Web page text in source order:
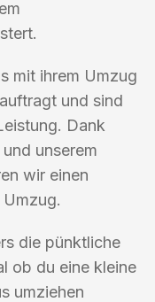
mit ihrem Umzug
und sind
Dank
unserem
wir einen
die pünktliche
ob du eine kleine
umziehen